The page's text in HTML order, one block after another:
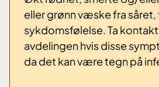
eller grønn væske fra
sykdomsfølelse. Ta
avdelingen hvis disse
da det kan være tegn på